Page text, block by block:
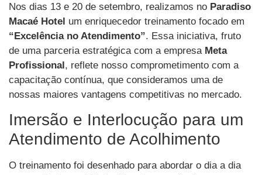
Nos dias 13 e 20 de setembro, realizamos no Paradiso
Macaé Hotel um enriquecedor treinamento focado em
“Excelência no Atendimento”. Essa iniciativa, fruto
de uma parceria estratégica com a empresa Meta
Profissional, reflete nosso comprometimento com a
capacitação contínua, que consideramos uma de
nossas maiores vantagens competitivas no mercado.
Imersão e Interlocução para um
Atendimento de Acolhimento
O treinamento foi desenhado para abordar o dia a dia